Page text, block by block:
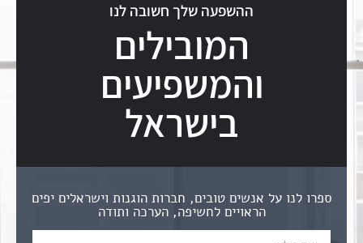
ההשפעה שלך חשובה לנו
המובילים
והמשפיעים
בישראל
ספרו לנו על אנשים טובים, חברות הוגנות וישראלים יפים
הראויים לחשיפה, הערכה ותודה